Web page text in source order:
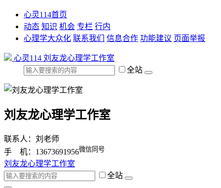
心灵114首页
动态 知识 机会 专栏 行内
心理学大众化 联系我们 信息合作 功能建议 页面举报
心灵114 刘友龙心理学工作室
全站
刘友龙心理学工作室
联系人：刘老师
手 机：13673691956微信同号
刘友龙心理学工作室
全站